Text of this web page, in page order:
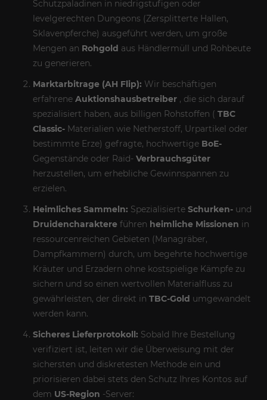
Schutzpaladinen in niedrigstufigen oder
levelgerechten Dungeons (Zersplitterte Hallen,
Sklavenpferche) ausgeführt werden, um große
Mengen an Rohgold aus Händlermüll und Rohbeute
zu generieren.
Marktarbitrage (AH Flip): Wir beschäftigen
erfahrene Auktionshausbetreiber , die sich darauf
spezialisiert haben, aus billigen Rohstoffen ( TBC
Classic- Materialien wie Netherstoff, Urpartikel oder
bestimmte Erze) gefragte, hochwertige BoE-
Gegenstände oder Raid- Verbrauchsgüter
herzustellen, um erhebliche Gewinnspannen zu
erzielen.
Heimliches Sammeln: Spezialisierte Schurken- und
Druidencharaktere führen heimliche Missionen in
ressourcenreichen Gebieten (Managräber,
Dampfkammern) durch, um begehrte hochwertige
Kräuter und Erzadern ohne kostspielige Kämpfe zu
sichern und so einen wertvollen Materialfluss zu
gewährleisten, der direkt in TBC-Gold umgewandelt
werden kann.
Sicheres Lieferprotokoll: Sobald Ihre Bestellung
verifiziert ist, leiten wir die Überweisung mit der
sichersten und diskretesten Methode ein und
priorisieren dabei stets den Schutz Ihres Kontos auf
dem US-Region -Server: